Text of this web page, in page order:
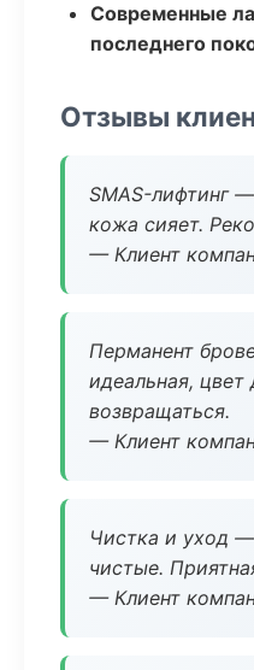
Современные
последнего
Отзывы
SMAS-лифтинг
кожа сияет.
— Клиент
Перманент
идеальная,
возвращаться.
— Клиент
Чистка и уход
чистые.
— Клиент